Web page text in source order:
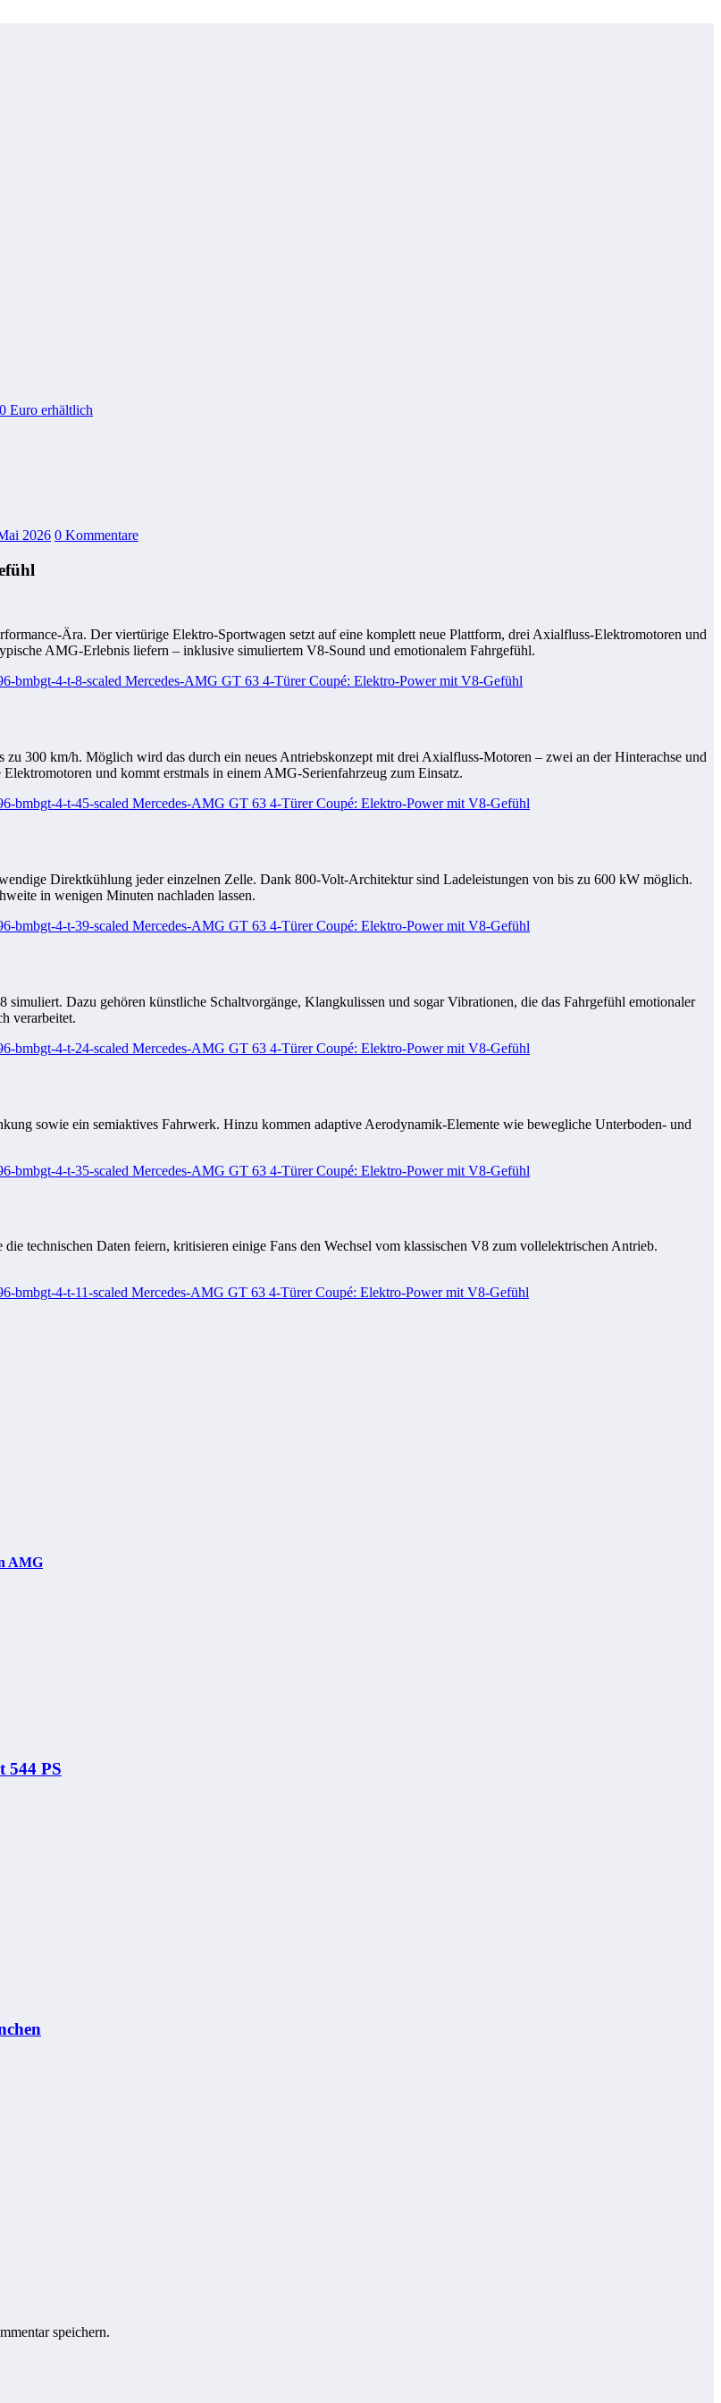
Euro erhältlich
2026 0 Kommentare
Ära. Der viertürige Elektro-Sportwagen setzt auf eine komplett neue Plattform, drei Axialfluss-Elektromotoren und
AMG-Erlebnis liefern – inklusive simuliertem V8-Sound und emotionalem Fahrgefühl.
300 km/h. Möglich wird das durch ein neues Antriebskonzept mit drei Axialfluss-Motoren – zwei an der Hinterachse und
und kommt erstmals in einem AMG-Serienfahrzeug zum Einsatz.
Direktkühlung jeder einzelnen Zelle. Dank 800-Volt-Architektur sind Ladeleistungen von bis zu 600 kW möglich.
in wenigen Minuten nachladen lassen.
Dazu gehören künstliche Schaltvorgänge, Klangkulissen und sogar Vibrationen, die das Fahrgefühl emotionaler
verarbeitet.
sowie ein semiaktives Fahrwerk. Hinzu kommen adaptive Aerodynamik-Elemente wie bewegliche Unterboden- und
technischen Daten feiern, kritisieren einige Fans den Wechsel vom klassischen V8 zum vollelektrischen Antrieb.
AMG
544 PS
speichern.